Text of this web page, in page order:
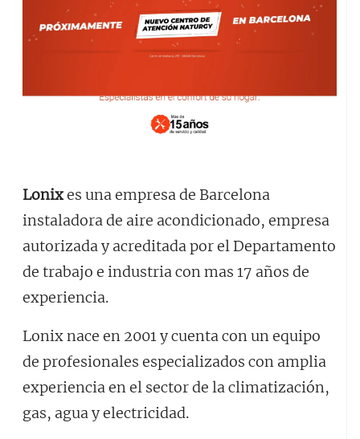
Lonixes una empresa de Barcelona
instaladora de aire acondicionado, empresa
autorizada y acreditada por el Departamento
de trabajo e industria con mas 17 años de
experiencia.
Lonix nace en 2001 y cuenta con un equipo
de profesionales especializados con amplia
experiencia en el sector de la climatización,
gas, agua y electricidad.